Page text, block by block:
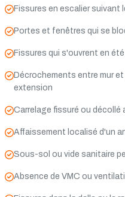
Fissures en escalier suivant
Portes et fenêtres qui se
Fissures qui s'ouvrent en
Décrochements entre mur
extension
Carrelage fissuré ou décollé
Affaissement localisé d'un
Sous-sol ou vide sanitaire
Absence de VMC ou